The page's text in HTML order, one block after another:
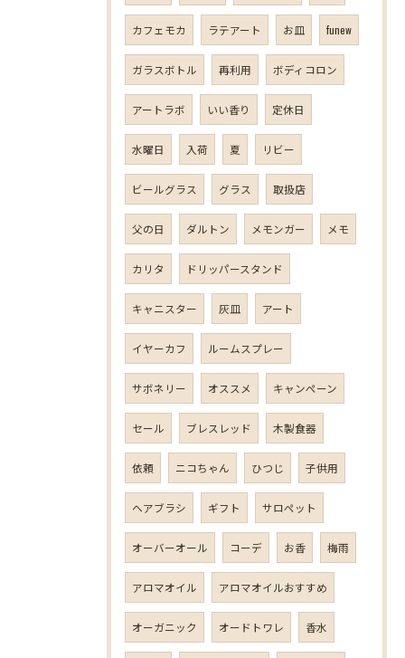
カフェモカ ラテアート お皿 funew
ガラスボトル 再利用 ボディコロン
アートラボ いい香り 定休日
水曜日 入荷 夏 リビー
ビールグラス グラス 取扱店
父の日 ダルトン メモンガー メモ
カリタ ドリッパースタンド
キャニスター 灰皿 アート
イヤーカフ ルームスプレー
サボネリー オススメ キャンペーン
セール ブレスレッド 木製食器
依頼 ニコちゃん ひつじ 子供用
ヘアブラシ ギフト サロペット
オーバーオール コーデ お香 梅雨
アロマオイル アロマオイルおすすめ
オーガニック オードトワレ 香水